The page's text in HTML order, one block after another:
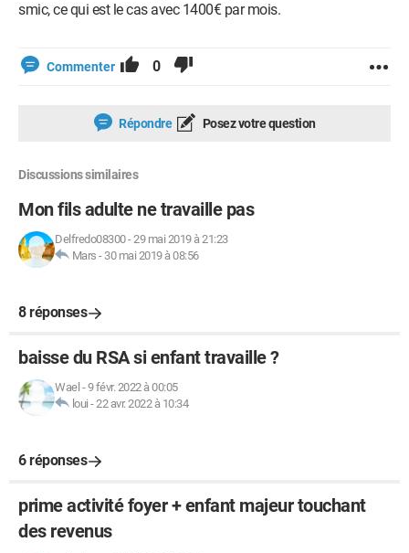
smic, ce qui est le cas avec 1400€ par mois.
Commenter 0
Répondre Posez votre question
Discussions similaires
Mon fils adulte ne travaille pas
Delfredo08300-29 mai 2019 à 21:23
Mars - 30 mai 2019 à 08:56
8 réponses
baisse du RSA si enfant travaille ?
Wael -9 févr. 2022 à 00:05
loui -22 avr. 2022 à 10:34
6 réponses
prime activité foyer + enfant majeur touchant
des revenus